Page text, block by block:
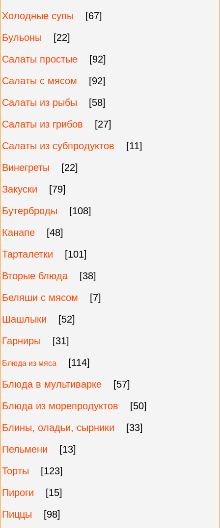
Холодные супы
[67]
Бульоны
[22]
Салаты простые
[92]
Салаты с мясом
[92]
Салаты из рыбы
[58]
Салаты из грибов
[27]
Салаты из субпродуктов
[11]
Винегреты
[22]
Закуски
[79]
Бутерброды
[108]
Канапе
[48]
Тарталетки
[101]
Вторые блюда
[38]
Беляши с мясом
[7]
Шашлыки
[52]
Гарниры
[31]
Блюда из мяса
[114]
Блюда в мультиварке
[57]
Блюда из морепродуктов
[50]
Блины, оладьи, сырники
[33]
Пельмени
[13]
Торты
[123]
Пироги
[15]
Пиццы
[98]